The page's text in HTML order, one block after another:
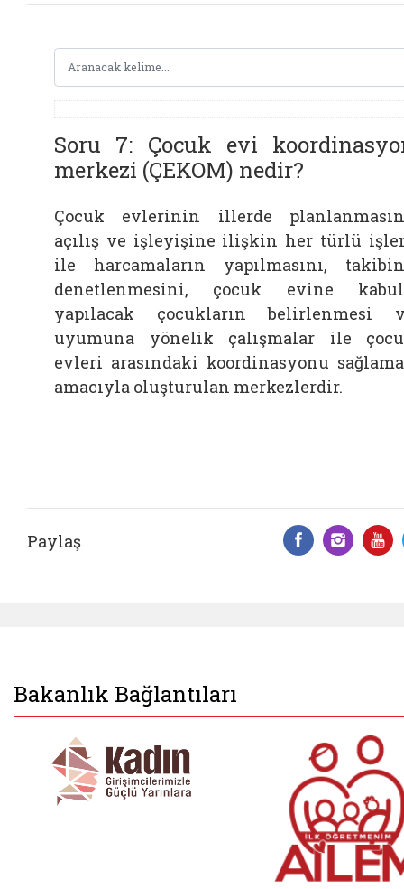
Soru 7: Çocuk evi
merkezi (ÇEKOM) nedir?
Çocuk evlerinin illerde
açılış ve işleyişine ilişkin her türlü
ile harcamaların yapılmasını,
denetlenmesini, çocuk evine
yapılacak çocukların belirlenmesi
uyumuna yönelik çalışmalar ile
evleri arasındaki koordinasyonu
amacıyla oluşturulan merkezlerdir.
Paylaş
Bakanlık Bağlantıları